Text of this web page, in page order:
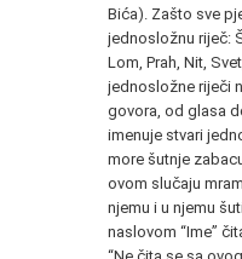
Bića). Zašto sve
jednosložnu riječ:
Lom, Prah, Nit,
jednosložne riječi
govora, od glasa
imenuje stvari
more šutnje
ovom slučaju
njemu i u njemu
naslovom “Ime”